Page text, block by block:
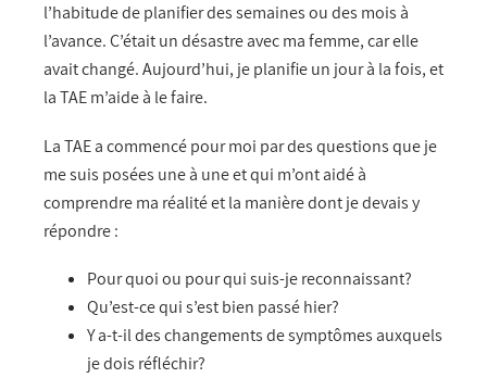
l’habitude de planifier des semaines ou des mois à
l’avance. C’était un désastre avec ma femme, car elle
avait changé. Aujourd’hui, je planifie un jour à la fois, et
la TAE m’aide à le faire.
La TAE a commencé pour moi par des questions que je
me suis posées une à une et qui m’ont aidé à
comprendre ma réalité et la manière dont je devais y
répondre :
Pour quoi ou pour qui suis-je reconnaissant?
Qu’est-ce qui s’est bien passé hier?
Y a-t-il des changements de symptômes auxquels
je dois réfléchir?